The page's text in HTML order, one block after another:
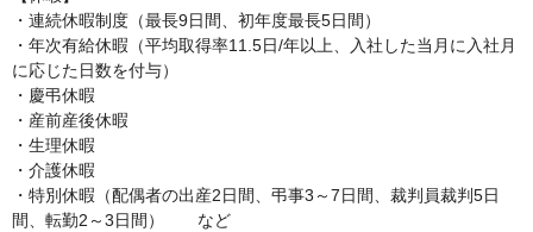
・連続休暇制度（最長9日間、初年度最長5日間）
・年次有給休暇（平均取得率11.5日/年以上、入社した当月に入社月
に応じた日数を付与）
・慶弔休暇
・産前産後休暇
・生理休暇
・介護休暇
・特別休暇（配偶者の出産2日間、弔事3～7日間、裁判員裁判5日
間、転勤2～3日間）　　など